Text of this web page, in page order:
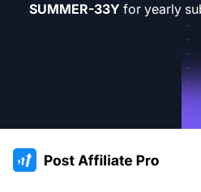
SUMMER-33Y for yearly
:site.title